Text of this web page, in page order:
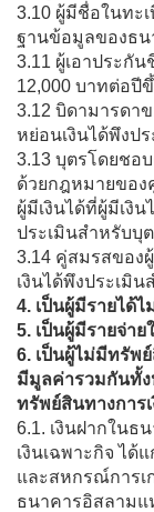
3.10 ผู้มีชื่อในทะ
ฐานข้อมูลของธน
3.11 ผู้เอาประกั
12,000 บาทต่อปี
3.12 บิดามารดา
หย่อนเงินได้พึงป
3.13 บุตรโดยชอ
ด้วยกฎหมายของ
ผู้มีเงินได้ที่ผู้มีเงิ
ประเมินสำหรับบุ
3.14 คู่สมรสของ
เงินได้พึงประเมิ
4. เป็นผู้มีรายได้
5. เป็นผู้มีรายจ่า
6. เป็นผู้ไม่มีทรัพ
มีมูลค่ารวมกันทั้ง
ทรัพย์สินทางการ
6.1. เงินฝากใน
เงินเฉพาะกิจ ได้
และสหกรณ์การเ
ธนาคารอิสลามแ